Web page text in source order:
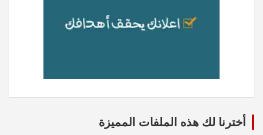
أخترنا لك هذه الملفات المميزة